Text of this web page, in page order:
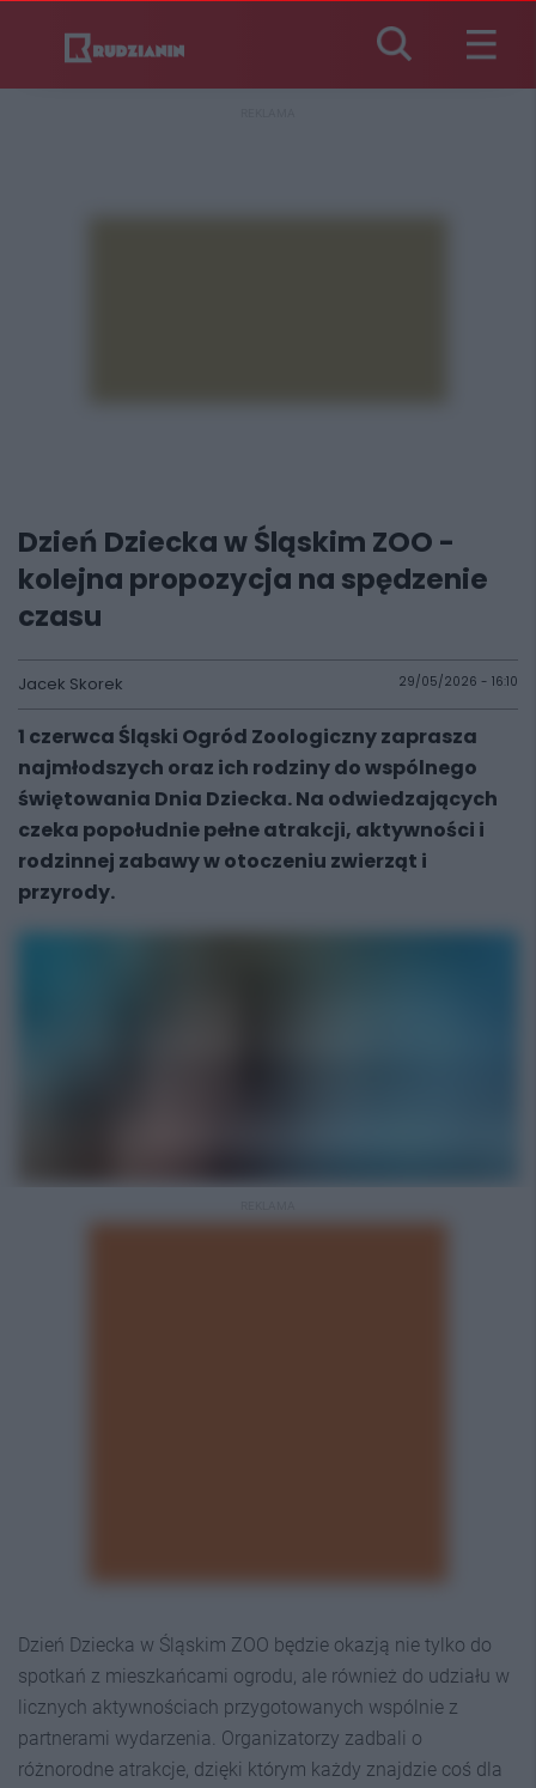
Dzień Dziecka w Śląskim ZOO -
kolejna propozycja na spędzenie
czasu
Jacek Skorek 29/05/2026 - 16:10
1 czerwca Śląski Ogród Zoologiczny zaprasza
najmłodszych oraz ich rodziny do wspólnego
świętowania Dnia Dziecka. Na odwiedzających
czeka popołudnie pełne atrakcji, aktywności i
rodzinnej zabawy w otoczeniu zwierząt i
przyrody.
Dzień Dziecka w Śląskim ZOO będzie okazją nie tylko do
spotkań z mieszkańcami ogrodu, ale również do udziału w
licznych aktywnościach przygotowanych wspólnie z
partnerami wydarzenia. Organizatorzy zadbali o
różnorodne atrakcje, dzięki którym każdy znajdzie coś dla